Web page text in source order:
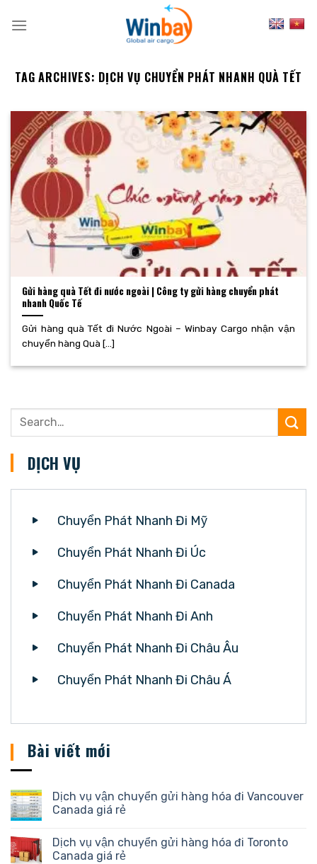
TAG ARCHIVES: DỊCH VỤ CHUYỂN PHÁT NHANH QUÀ TẾT
Gửi hàng quà Tết đi nước ngoài | Công ty gửi hàng chuyển phát
nhanh Quốc Tế
Gửi hàng quà Tết đi Nước Ngoài – Winbay Cargo nhận vận
chuyển hàng Quà [...]
DỊCH VỤ
Chuyển Phát Nhanh Đi Mỹ
Chuyển Phát Nhanh Đi Úc
Chuyển Phát Nhanh Đi Canada
Chuyển Phát Nhanh Đi Anh
Chuyển Phát Nhanh Đi Châu Âu
Chuyển Phát Nhanh Đi Châu Á
Bài viết mới
Dịch vụ vận chuyển gửi hàng hóa đi Vancouver
Canada giá rẻ
Dịch vụ vận chuyển gửi hàng hóa đi Toronto
Canada giá rẻ